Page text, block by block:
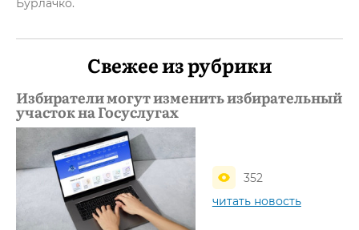
Бурлачко.
Свежее из рубрики
Избиратели могут изменить избирательный
участок на Госуслугах
352
читать новость